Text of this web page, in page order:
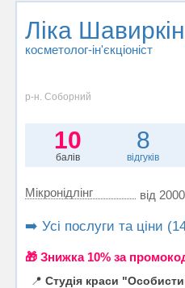
Ліка
косметолог-ін'єкціоніст
р-н. Соборний
10
балів
8
відгуків
Мікронідлінг від
➡️ Усі послуги та ціни
🎁 Знижка 10% за
📍 Студія краси